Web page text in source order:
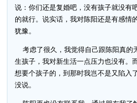
说：你们还是复婚吧，没有孩子就没有
的就行。说实话，我对陈阳还是有感情
犹豫。
考虑了很久，我觉得自己跟陈阳真的
生孩子，我对新生活一点压力也没有。
想要个孩子的，到那时我岂不是又陷入
没说。